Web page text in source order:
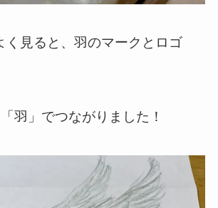
く見ると、羽のマークとロゴ
羽」でつながりました！